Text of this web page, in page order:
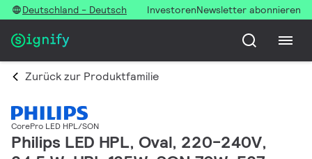
Deutschland - Deutsch InvestorenNewsletter abonnieren
Zurück zur Produktfamilie
CorePro LED HPL/SON
Philips LED HPL, Oval, 220-240V,